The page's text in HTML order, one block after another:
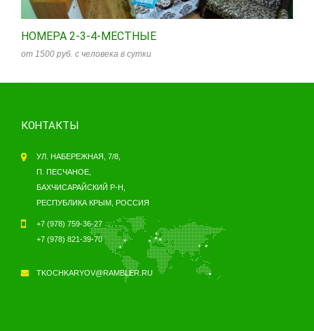
НОМЕРА 2-3-4-МЕСТНЫЕ
от 1500 руб. с человека в сутки
КОНТАКТЫ
УЛ. НАБЕРЕЖНАЯ, 7/8,
П. ПЕСЧАНОЕ,
БАХЧИСАРАЙСКИЙ Р-Н,
РЕСПУБЛИКА КРЫМ, РОССИЯ
+7 (978) 759-36-27
+7 (978) 821-39-70
TKOCHKARYOV@RAMBLER.RU